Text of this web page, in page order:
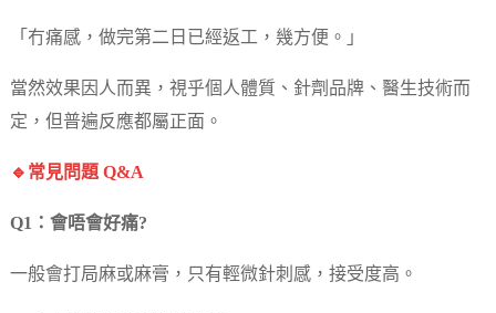
「冇痛感，做完第二日已經返工，幾方便。」
當然效果因人而異，視乎個人體質、針劑品牌、醫生技術而
定，但普遍反應都屬正面。
🔹常見問題 Q&A
Q1：會唔會好痛?
一般會打局麻或麻膏，只有輕微針刺感，接受度高。